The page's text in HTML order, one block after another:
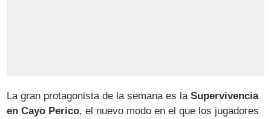
La gran protagonista de la semana es laSupervivencia
en Cayo Perico, el nuevo modo en el que los jugadores